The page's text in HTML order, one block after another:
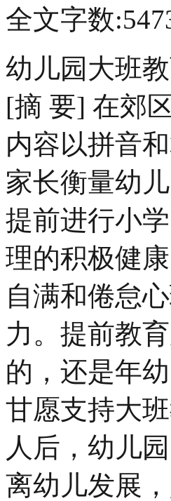
全文字数
幼儿园大班
[摘 要] 在郊
内容以拼音
家长衡量幼
提前进行小
理的积极健
自满和倦怠
力。提前教
的，还是年
甘愿支持大
人后，幼儿
离幼儿发展